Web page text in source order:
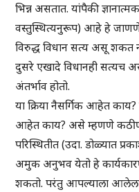
भिन्न असतात. यांपैकी
वस्तुस्थित्यनुरूप) आहे हे
विरुद्ध विधान सत्य असू शकत
दुसरे एखादे विधानही सत्यच
अंतर्भाव होतो.
या क्रिया नैसर्गिक आहेत
आहेत काय? असे म्हणणे
परिस्थितीत (उदा. डोळ्यात
अमुक अनुभव येतो हे
शकतो. परंतु आपल्याला